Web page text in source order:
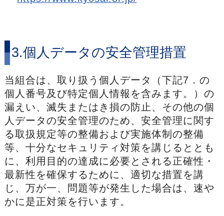
3.個人データの安全管理措置
当組合は、取り扱う個人データ（下記7．の
個人番号及び特定個人情報を含みます。）の
漏えい、滅失またはき損の防止、その他の個
人データの安全管理のため、安全管理に関す
る取扱規定等の整備および実施体制の整備
等、十分なセキュリティ対策を講じるととも
に、利用目的の達成に必要とされる正確性・
最新性を確保するために、適切な措置を講
じ、万が一、問題等が発生した場合は、速や
かに是正対策を行います。